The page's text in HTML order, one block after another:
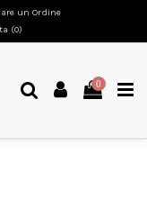
un Ordine
(0)
0